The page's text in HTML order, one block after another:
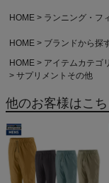
HOME ランニング・フ
HOME ブランドから探
HOME
アイテムカテゴ
サプリメントその他
他のお客様はこ